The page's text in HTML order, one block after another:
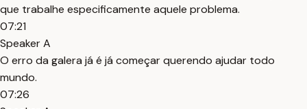
que trabalhe especificamente aquele problema.
07:21
Speaker A
O erro da galera já é já começar querendo ajudar todo
mundo.
07:26